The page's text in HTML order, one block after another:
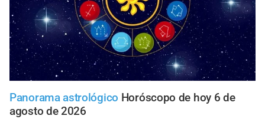
Panorama astrológico Horóscopo de hoy 6 de
agosto de 2026